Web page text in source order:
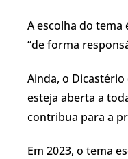
A escolha do
“de forma
Ainda, o
esteja aberta a
contribua para a
Em 2023, o tema